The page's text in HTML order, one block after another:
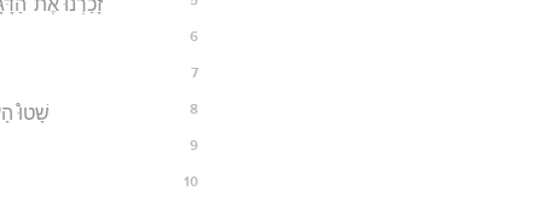
זָכַ֙רְנוּ֙
6
7
8 שָׁטוּ֩
9
10